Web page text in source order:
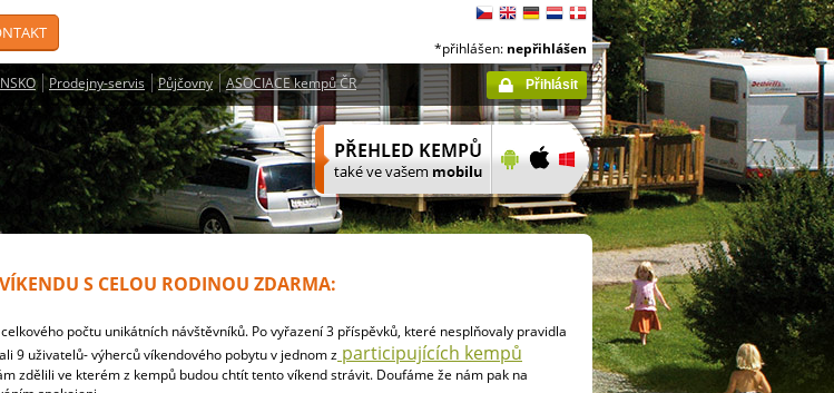
Prodejny-servis Půjčovny ASOCIACE kempů ČR
*přihlášen: nepřihlášen
Přihlásit
S CELOU RODINOU ZDARMA:
počtu unikátních návštěvníků. Po vyřazení 3 příspěvků, které nesplňovaly pravidla
9 uživatelů- výherců víkendového pobytu v jednom z participujících kempů
zdělili ve kterém z kempů budou chtít tento víkend strávit. Doufáme že nám pak na